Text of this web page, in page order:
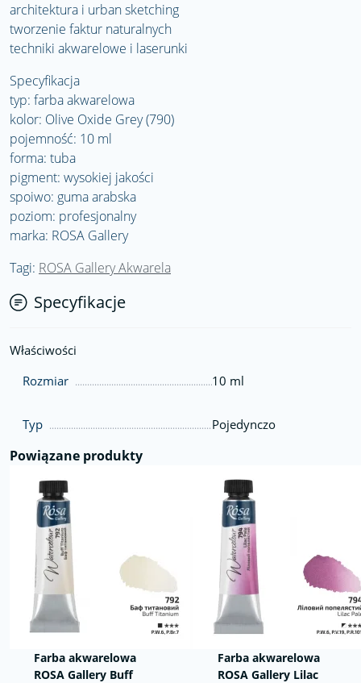
architektura i urban sketching
tworzenie faktur naturalnych
techniki akwarelowe i laserunki
Specyfikacja
typ: farba akwarelowa
kolor: Olive Oxide Grey (790)
pojemność: 10 ml
forma: tuba
pigment: wysokiej jakości
spoiwo: guma arabska
poziom: profesjonalny
marka: ROSA Gallery
Tagi: ROSA Gallery Akwarela
Specyfikacje
Właściwości
Rozmiar
10 ml
Typ Pojedynczo
Powiązane produkty
Farba akwarelowa
ROSA Gallery Buff
Farba akwarelowa
ROSA Gallery Lilac